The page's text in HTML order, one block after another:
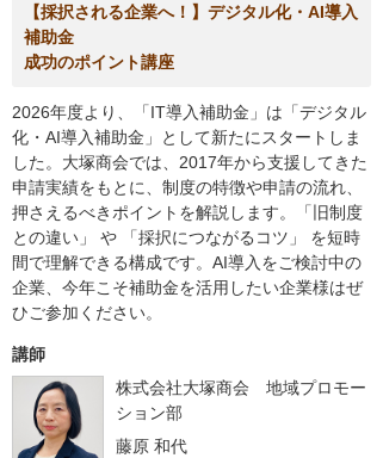
【採択される企業へ！】デジタル化・AI導入
補助金
成功のポイント講座
2026年度より、「IT導入補助金」は「デジタル
化・AI導入補助金」として新たにスタートしま
した。大塚商会では、2017年から支援してきた
申請実績をもとに、制度の特徴や申請の流れ、
押さえるべきポイントを解説します。「旧制度
との違い」 や 「採択につながるコツ」 を短時
間で理解できる構成です。AI導入をご検討中の
企業、今年こそ補助金を活用したい企業様はぜ
ひご参加ください。
講師
株式会社大塚商会 地域プロモー
ション部
藤原 和代